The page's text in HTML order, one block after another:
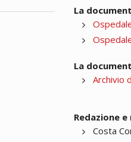
La
La
Archivio
Redazione
Costa